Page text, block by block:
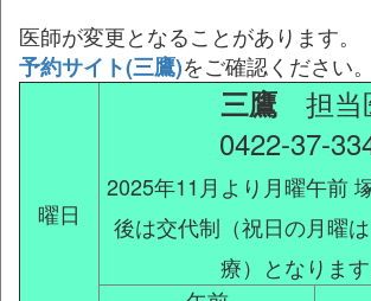
医師が変更となることがあります。
予約サイト(三鷹)をご確認ください。
曜日
三鷹担当
0422-37-
2025年11月より月曜午前
後は交代制（祝日の月曜
療）となります